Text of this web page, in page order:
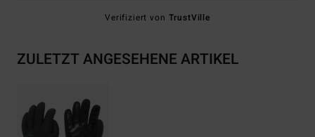
Verifiziert von TrustVille
ZULETZT ANGESEHENE ARTIKEL